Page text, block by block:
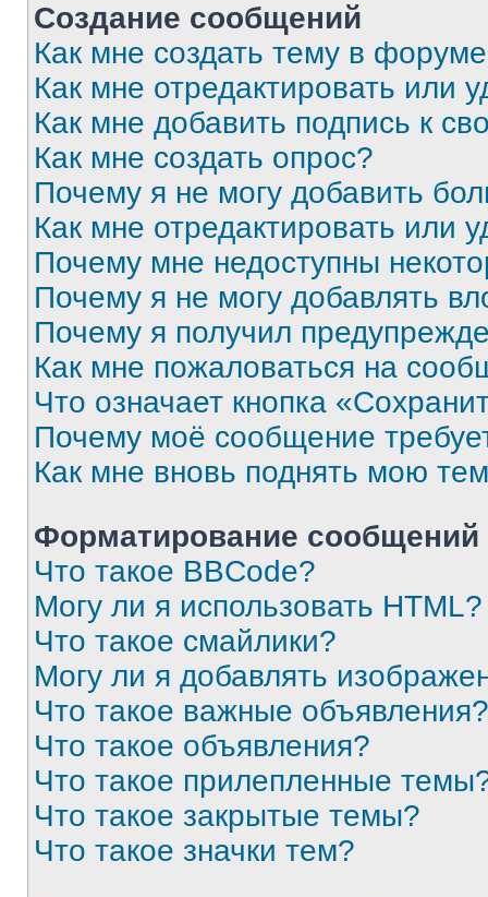
Создание сообщений
Как мне создать тему в
Как мне отредактировать или
Как мне добавить подпись к
Как мне создать опрос?
Почему я не могу добавить
Как мне отредактировать или
Почему мне недоступны
Почему я не могу добавлять
Почему я получил
Как мне пожаловаться на
Что означает кнопка
Почему моё сообщение
Как мне вновь поднять мою
Форматирование
Что такое BBCode?
Могу ли я использовать HTML?
Что такое смайлики?
Могу ли я добавлять
Что такое важные объявления?
Что такое объявления?
Что такое прилепленные
Что такое закрытые темы?
Что такое значки тем?